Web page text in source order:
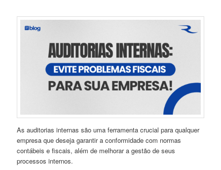
As auditorias internas são uma ferramenta crucial para qualquer
empresa que deseja garantir a conformidade com normas
contábeis e fiscais, além de melhorar a gestão de seus
processos internos.